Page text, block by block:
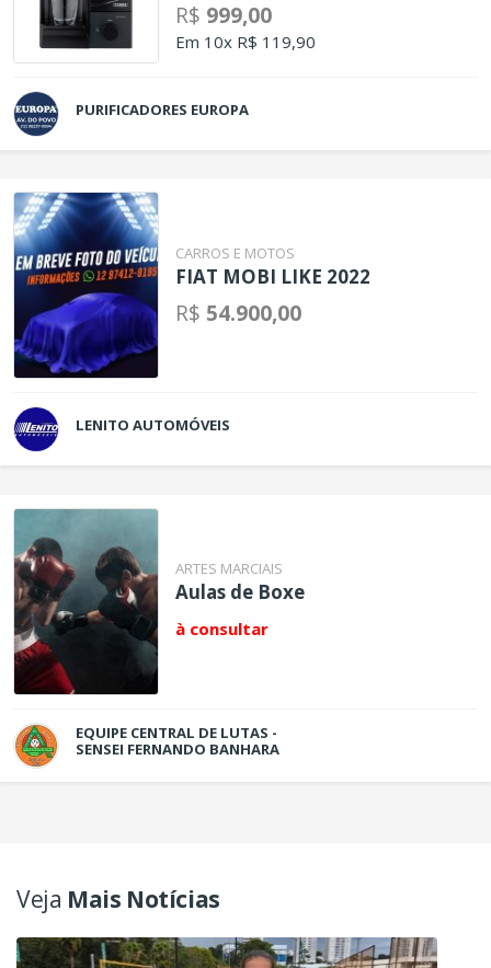
R$ 999,00
Em 10x R$ 119,90
PURIFICADORES EUROPA
CARROS E MOTOS
FIAT MOBI LIKE 2022
R$ 54.900,00
LENITO AUTOMÓVEIS
ARTES MARCIAIS
Aulas de Boxe
à consultar
EQUIPE CENTRAL DE LUTAS -
SENSEI FERNANDO BANHARA
Veja Mais Notícias